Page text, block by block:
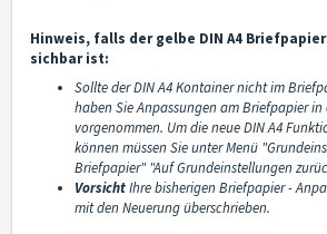
Hinweis, falls der gelbe DIN A4
sichbar ist:
Sollte der DIN A4 Kontainer nicht im
haben Sie Anpassungen am Briefpapier
vorgenommen. Um die neue DIN A4
können müssen Sie unter Menü
Briefpapier" "Auf Grundeinstellungen
VorsichtIhre bisherigen Briefpapier -
mit den Neuerung überschrieben.